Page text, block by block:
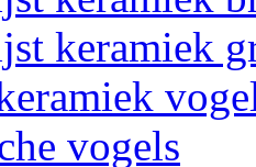
keramiek
vogels